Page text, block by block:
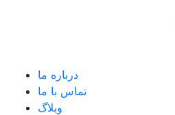
درباره ما
تماس با ما
وبلاگ